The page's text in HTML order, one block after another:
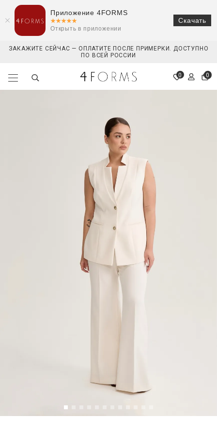
ЗАКАЖИТЕ СЕЙЧАС — ОПЛАТИТЕ ПОСЛЕ ПРИМЕРКИ. ДОСТУПНО
ПО ВСЕЙ РОССИИ
0 0
Приложение 4FORMS
Открыть в приложении
Скачать